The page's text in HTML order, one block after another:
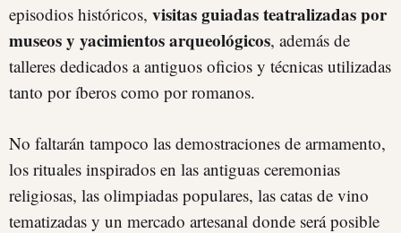
episodios históricos, visitas guiadas teatralizadas por
museos y yacimientos arqueológicos, además de
talleres dedicados a antiguos oficios y técnicas utilizadas
tanto por íberos como por romanos.
No faltarán tampoco las demostraciones de armamento,
los rituales inspirados en las antiguas ceremonias
religiosas, las olimpiadas populares, las catas de vino
tematizadas y un mercado artesanal donde será posible